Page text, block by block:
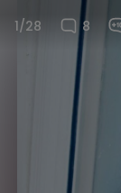
1/28 8